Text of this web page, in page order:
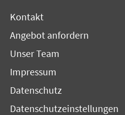
Kontakt
Angebot anfordern
Unser Team
Impressum
Datenschutz
Datenschutzeinstellungen